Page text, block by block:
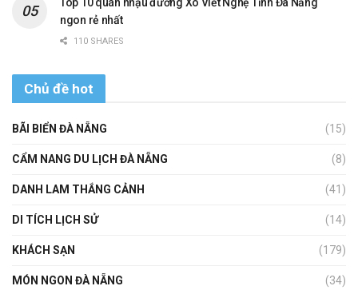
ngon rẻ nhất
110 SHARES
Chủ đề hot
BÃI BIỂN ĐÀ NẴNG (15)
CẨM NANG DU LỊCH ĐÀ NẴNG (8)
DANH LAM THẮNG CẢNH (41)
DI TÍCH LỊCH SỬ (14)
KHÁCH SẠN (179)
MÓN NGON ĐÀ NẴNG (34)